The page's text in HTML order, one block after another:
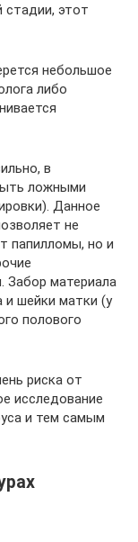
стадии, этот
небольшое
либо
в
ложными
Данное
не
папилломы, но и
Забор материала
и шейки матки (у
полового
риска от
исследование
и тем самым